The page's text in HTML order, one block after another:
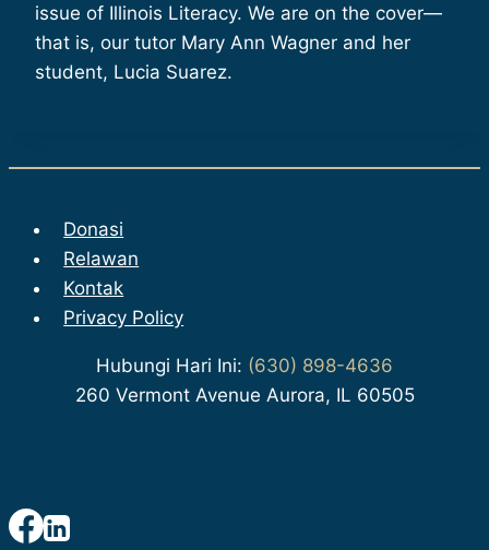
issue of Illinois Literacy. We are on the cover—
that is, our tutor Mary Ann Wagner and her
student, Lucia Suarez.
Donasi
Relawan
Kontak
Privacy Policy
Hubungi Hari Ini: (630) 898-4636
260 Vermont Avenue Aurora, IL 60505